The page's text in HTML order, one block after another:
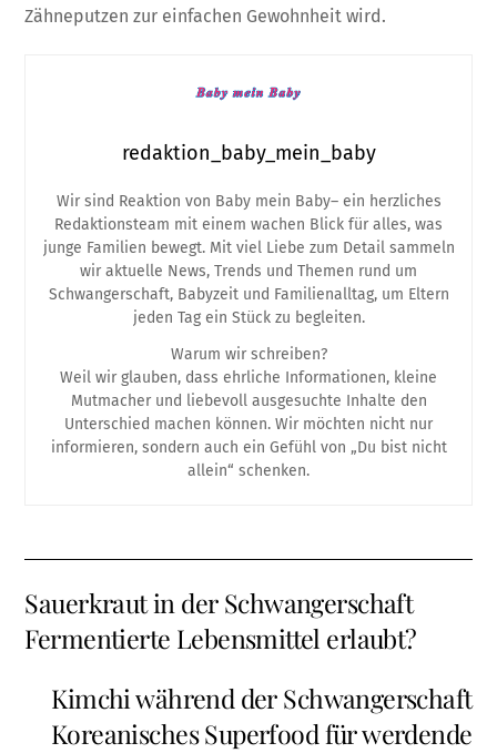
Zähneputzen zur einfachen Gewohnheit wird.
redaktion_baby_mein_baby
Wir sind Reaktion von Baby mein Baby– ein herzliches
Redaktionsteam mit einem wachen Blick für alles, was
junge Familien bewegt. Mit viel Liebe zum Detail sammeln
wir aktuelle News, Trends und Themen rund um
Schwangerschaft, Babyzeit und Familienalltag, um Eltern
jeden Tag ein Stück zu begleiten.
Warum wir schreiben?
Weil wir glauben, dass ehrliche Informationen, kleine
Mutmacher und liebevoll ausgesuchte Inhalte den
Unterschied machen können. Wir möchten nicht nur
informieren, sondern auch ein Gefühl von „Du bist nicht
allein“ schenken.
Sauerkraut in der Schwangerschaft
Fermentierte Lebensmittel erlaubt?
Kimchi während der Schwangerschaft
Koreanisches Superfood für werdende